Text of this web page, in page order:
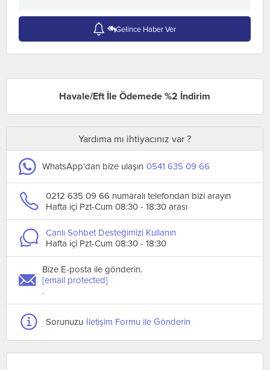
Gelince Haber Ver
Havale/Eft İle Ödemede %2 İndirim
Yardıma mı ihtiyacınız var ?
WhatsApp'dan bize ulaşın 0541 635 09 66
0212 635 09 66 numaralı telefondan bizi arayın
Hafta içi Pzt-Cum 08:30 - 18:30 arası
Canlı Sohbet Desteğimizi Kullanın
Hafta içi Pzt-Cum 08:30 - 18:30
Bize E-posta ile gönderin.
[email protected]
.
Sorunuzu İletişim Formu ile Gönderin